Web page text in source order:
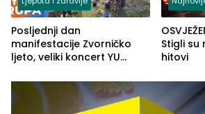
Posljednji dan
manifestacije Zvorničko
ljeto, veliki koncert YU
ove godine
Stigli su
hitovi